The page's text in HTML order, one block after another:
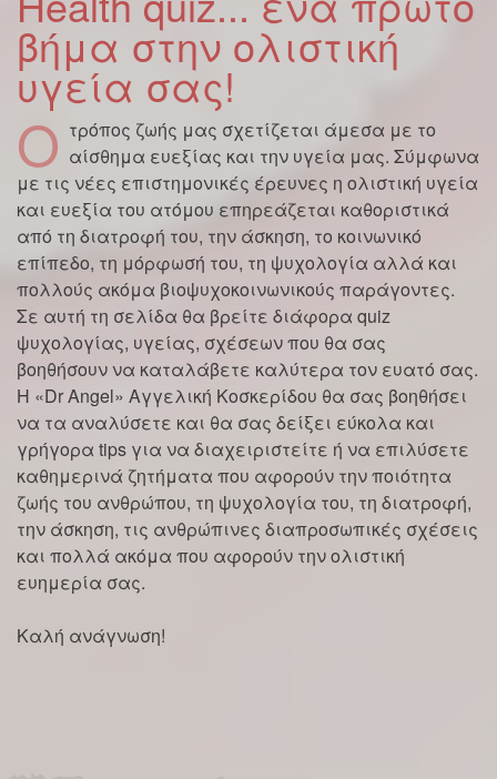
βήμα στην ολιστική
υγεία σας!
Ο τρόπος ζωής μας σχετίζεται άμεσα με το
αίσθημα ευεξίας και την υγεία μας. Σύμφωνα
με τις νέες επιστημονικές έρευνες η ολιστική υγεία
και ευεξία του ατόμου επηρεάζεται καθοριστικά
από τη διατροφή του, την άσκηση, το κοινωνικό
επίπεδο, τη μόρφωσή του, τη ψυχολογία αλλά και
πολλούς ακόμα βιοψυχοκοινωνικούς παράγοντες.
Σε αυτή τη σελίδα θα βρείτε διάφορα quiz
ψυχολογίας, υγείας, σχέσεων που θα σας
βοηθήσουν να καταλάβετε καλύτερα τον ευατό σας.
Η «Dr Angel» Αγγελική Κοσκερίδου θα σας βοηθήσει
να τα αναλύσετε και θα σας δείξει εύκολα και
γρήγορα tips για να διαχειριστείτε ή να επιλύσετε
καθημερινά ζητήματα που αφορούν την ποιότητα
ζωής του ανθρώπου, τη ψυχολογία του, τη διατροφή,
την άσκηση, τις ανθρώπινες διαπροσωπικές σχέσεις
και πολλά ακόμα που αφορούν την ολιστική
ευημερία σας.
Καλή ανάγνωση!